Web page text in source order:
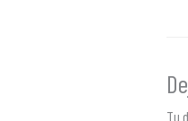
Tu